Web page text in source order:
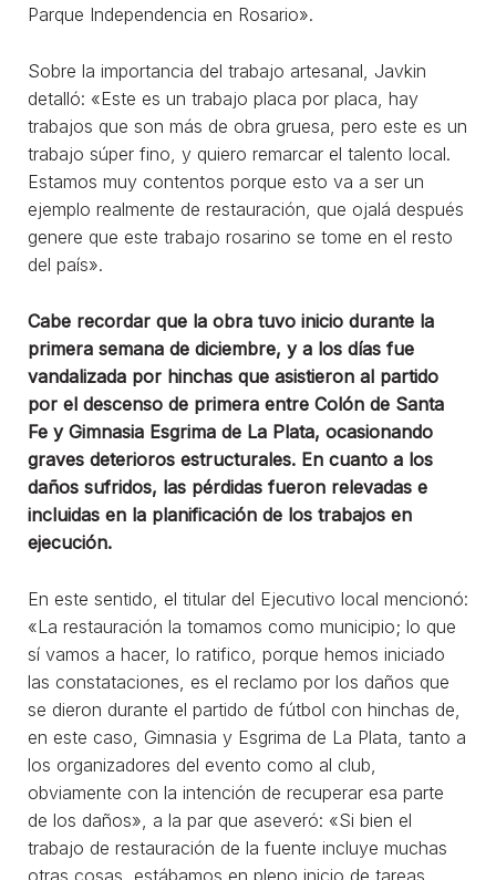
Parque Independencia en Rosario».
Sobre la importancia del trabajo artesanal, Javkin
detalló: «Este es un trabajo placa por placa, hay
trabajos que son más de obra gruesa, pero este es un
trabajo súper fino, y quiero remarcar el talento local.
Estamos muy contentos porque esto va a ser un
ejemplo realmente de restauración, que ojalá después
genere que este trabajo rosarino se tome en el resto
del país».
Cabe recordar que la obra tuvo inicio durante la
primera semana de diciembre, y a los días fue
vandalizada por hinchas que asistieron al partido
por el descenso de primera entre Colón de Santa
Fe y Gimnasia Esgrima de La Plata, ocasionando
graves deterioros estructurales. En cuanto a los
daños sufridos, las pérdidas fueron relevadas e
incluidas en la planificación de los trabajos en
ejecución.
En este sentido, el titular del Ejecutivo local mencionó:
«La restauración la tomamos como municipio; lo que
sí vamos a hacer, lo ratifico, porque hemos iniciado
las constataciones, es el reclamo por los daños que
se dieron durante el partido de fútbol con hinchas de,
en este caso, Gimnasia y Esgrima de La Plata, tanto a
los organizadores del evento como al club,
obviamente con la intención de recuperar esa parte
de los daños», a la par que aseveró: «Si bien el
trabajo de restauración de la fuente incluye muchas